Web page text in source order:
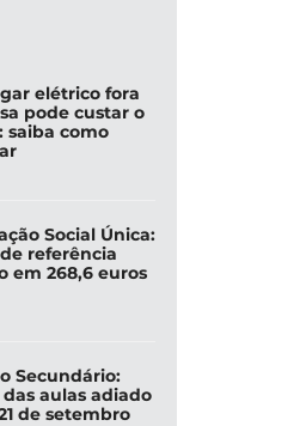
elétrico fora
pode custar o
saiba como
Social Única:
referência
em 268,6 euros
Secundário:
aulas adiado
de setembro